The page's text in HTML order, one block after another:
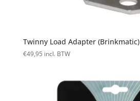
Twinny Load Adapter (Brinkmatic)
€49,95 incl. BTW